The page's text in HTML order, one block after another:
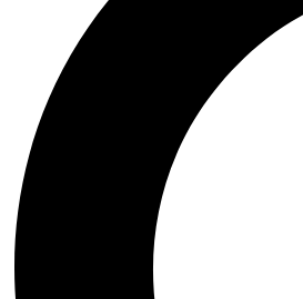
Domésticos
Gastronomía y Cocina
Historia|Documentales
Crecimiento Personal|Liderazgo
Literatura Colombiana
Literatura en otro idioma
Literatura Infantil|Juvenil
Literatura Latinoamericana
Literatura Universal
Novela Histórica
Novela Negra|Misterio|Terror
Novela Romántica|Erótica
Poesía|Cartas
Psicología|Psicoanálisis